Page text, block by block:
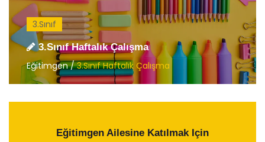
3.Sınıf
3.Sınıf Haftalık Çalışma
Eğitimgen /3.Sınıf Haftalık Çalışma
Eğitimgen Ailesine Katılmak Için